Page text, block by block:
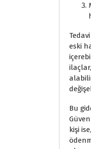
eski
Bu
kişi